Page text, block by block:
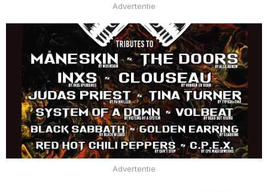
Advertentie
Advertentie